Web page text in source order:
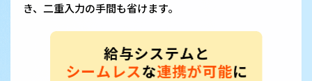
き、二重入力の手間も省けます。